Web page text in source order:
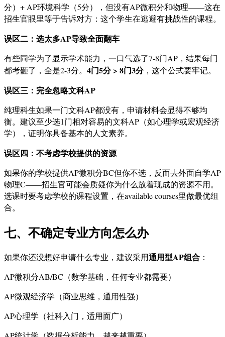
分）+ AP环境科学（5分），但没有AP微积分和物理——这在
招生官眼里等于告诉对方：这个学生在逃避有挑战性的课程。
误区二：选太多AP导致全面翻车
有些同学为了显示学术能力，一口气选了7-8门AP，结果每门
都考砸了，全是2-3分。 4门5分 > 8门3分，这个公式要牢记。
误区三：完全忽略文科AP
纯理科生如果一门文科AP都没有，申请材料会显得不够均
衡。建议至少选1门相对容易的文科AP（如心理学或宏观经济
学），证明你具备基本的人文素养。
误区四：不考虑学校提供的资源
如果你的学校提供AP微积分BC但你不选，反而去外面自学AP
物理C——招生官可能会质疑你为什么放着现成的资源不用。
选课时要考虑学校的课程设置，在available courses里做最优组
合。
七、不确定专业方向怎么办
如果你还没想好申请什么专业，建议采用通用型AP组合 ：
AP微积分AB/BC（数学基础，任何专业都需要）
AP微观经济学（商业思维，通用性强）
AP心理学（社科入门，适用面广）